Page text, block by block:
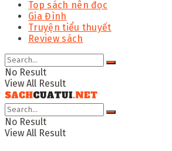
Top sách nên đọc
Gia Đình
Truyện tiểu thuyết
Review sách
No Result
View All Result
No Result
View All Result